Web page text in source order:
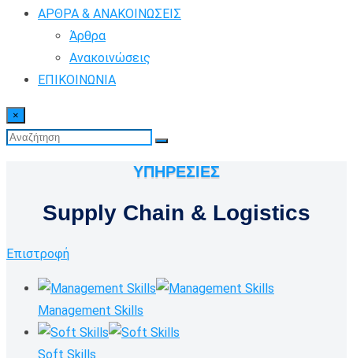
ΑΡΘΡΑ & ΑΝΑΚΟΙΝΩΣΕΙΣ
Άρθρα
Ανακοινώσεις
ΕΠΙΚΟΙΝΩΝΙΑ
×
ΥΠΗΡΕΣΙΕΣ
Supply Chain & Logistics
Επιστροφή
Management Skills
Soft Skills